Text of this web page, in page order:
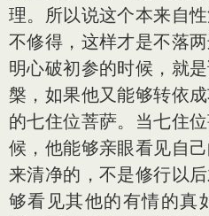
理。所以说这个本来自
不修得，这样才是不落
明心破初参的时候，就
槃，如果他又能够转依
的七住位菩萨。当七住
候，他能够亲眼看见自
来清净的，不是修行以
够看见其他的有情的真